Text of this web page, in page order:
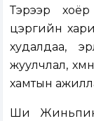
Тэрээр
цэргийн
худалдаа,
жуулчлал,
хамтын
Ши